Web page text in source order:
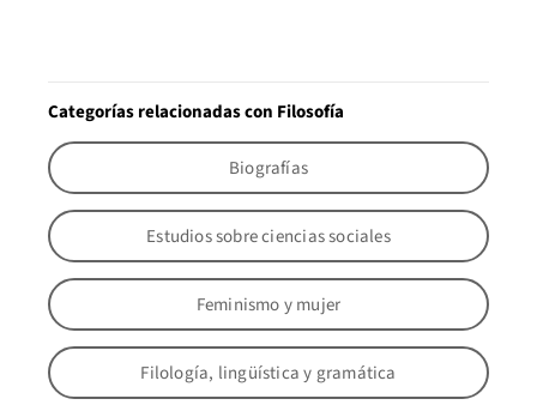
Categorías relacionadas con Filosofía
Biografías
Estudios sobre ciencias sociales
Feminismo y mujer
Filología, lingüística y gramática